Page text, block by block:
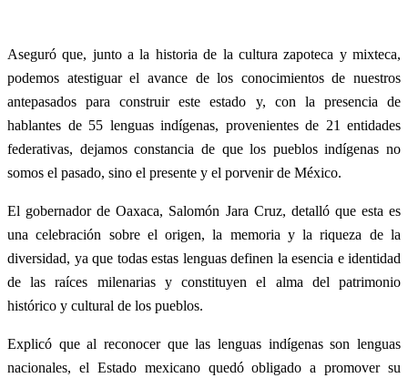
Aseguró que, junto a la historia de la cultura zapoteca y mixteca,
podemos atestiguar el avance de los conocimientos de nuestros
antepasados para construir este estado y, con la presencia de
hablantes de 55 lenguas indígenas, provenientes de 21 entidades
federativas, dejamos constancia de que los pueblos indígenas no
somos el pasado, sino el presente y el porvenir de México.
El gobernador de Oaxaca, Salomón Jara Cruz, detalló que esta es
una celebración sobre el origen, la memoria y la riqueza de la
diversidad, ya que todas estas lenguas definen la esencia e identidad
de las raíces milenarias y constituyen el alma del patrimonio
histórico y cultural de los pueblos.
Explicó que al reconocer que las lenguas indígenas son lenguas
nacionales, el Estado mexicano quedó obligado a promover su